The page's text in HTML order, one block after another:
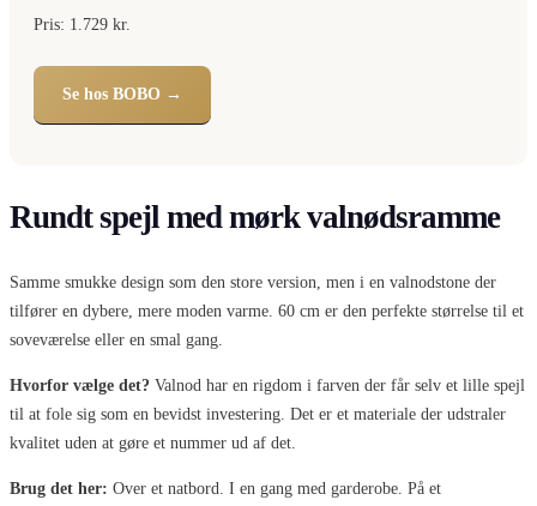
Pris: 1.729 kr.
Se hos BOBO →
Rundt spejl med mørk valnødsramme
Samme smukke design som den store version, men i en valnodstone der
tilfører en dybere, mere moden varme. 60 cm er den perfekte størrelse til et
soveværelse eller en smal gang.
Hvorfor vælge det? Valnod har en rigdom i farven der får selv et lille spejl
til at fole sig som en bevidst investering. Det er et materiale der udstraler
kvalitet uden at gøre et nummer ud af det.
Brug det her: Over et natbord. I en gang med garderobe. På et